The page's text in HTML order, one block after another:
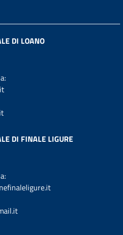
DI LOANO
DI FINALE LIGURE